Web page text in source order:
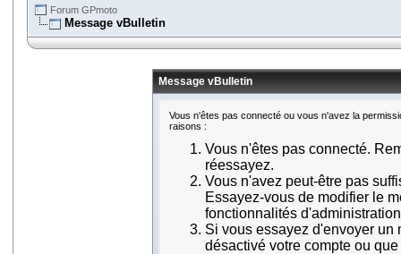
Forum GPmoto
Message vBulletin
Message vBulletin
Vous n'êtes pas connecté ou vous n'avez la
raisons :
Vous n'êtes pas connecté.
réessayez.
Vous n'avez peut-être pas
Essayez-vous de modifier le
fonctionnalités
Si vous essayez d'envoyer un
désactivé votre compte ou